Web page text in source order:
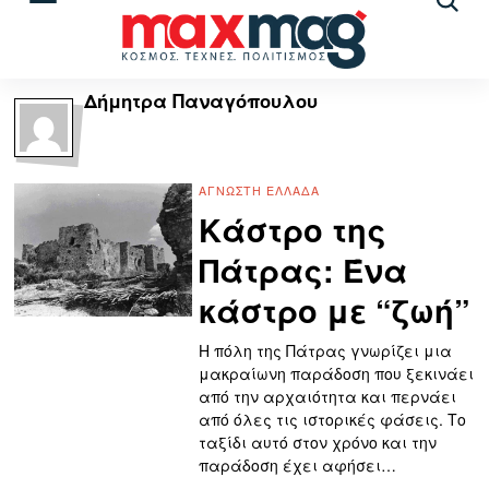
Δήμητρα Παναγόπουλου
ΆΓΝΩΣΤΗ ΕΛΛΆΔΑ
Κάστρο της
Πάτρας: Ένα
κάστρο με “ζωή”
Η πόλη της Πάτρας γνωρίζει μια
μακραίωνη παράδοση που ξεκινάει
από την αρχαιότητα και περνάει
από όλες τις ιστορικές φάσεις. Το
ταξίδι αυτό στον χρόνο και την
παράδοση έχει αφήσει…